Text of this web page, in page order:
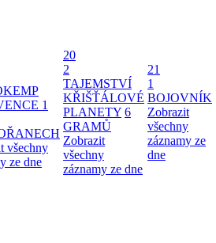
1
všechny
ze dne
20
2
TAJEMSTVÍ
KŘIŠŤÁLOVÉ
PLANETY 6
GRAMŮ
Zobrazit
všechny
záznamy ze dne
21
1
BOJOVNÍK
Zobrazit
všechny
záznamy ze
dne